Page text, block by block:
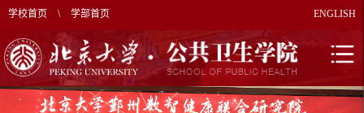
学校首页 \ 学部首页 ENGLISH